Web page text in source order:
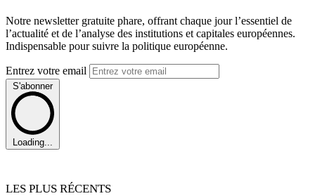
Notre newsletter gratuite phare, offrant chaque jour l’essentiel de
l’actualité et de l’analyse des institutions et capitales européennes.
Indispensable pour suivre la politique européenne.
Entrez votre email
S'abonner
Loading...
LES PLUS RÉCENTS